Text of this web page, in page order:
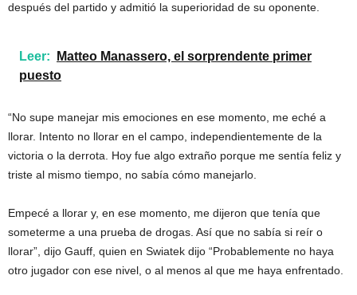
después del partido y admitió la superioridad de su oponente.
Leer:
Matteo Manassero, el sorprendente primer
puesto
“No supe manejar mis emociones en ese momento, me eché a
llorar. Intento no llorar en el campo, independientemente de la
victoria o la derrota. Hoy fue algo extraño porque me sentía feliz y
triste al mismo tiempo, no sabía cómo manejarlo.
Empecé a llorar y, en ese momento, me dijeron que tenía que
someterme a una prueba de drogas. Así que no sabía si reír o
llorar”, dijo Gauff, quien en Swiatek dijo “Probablemente no haya
otro jugador con ese nivel, o al menos al que me haya enfrentado.